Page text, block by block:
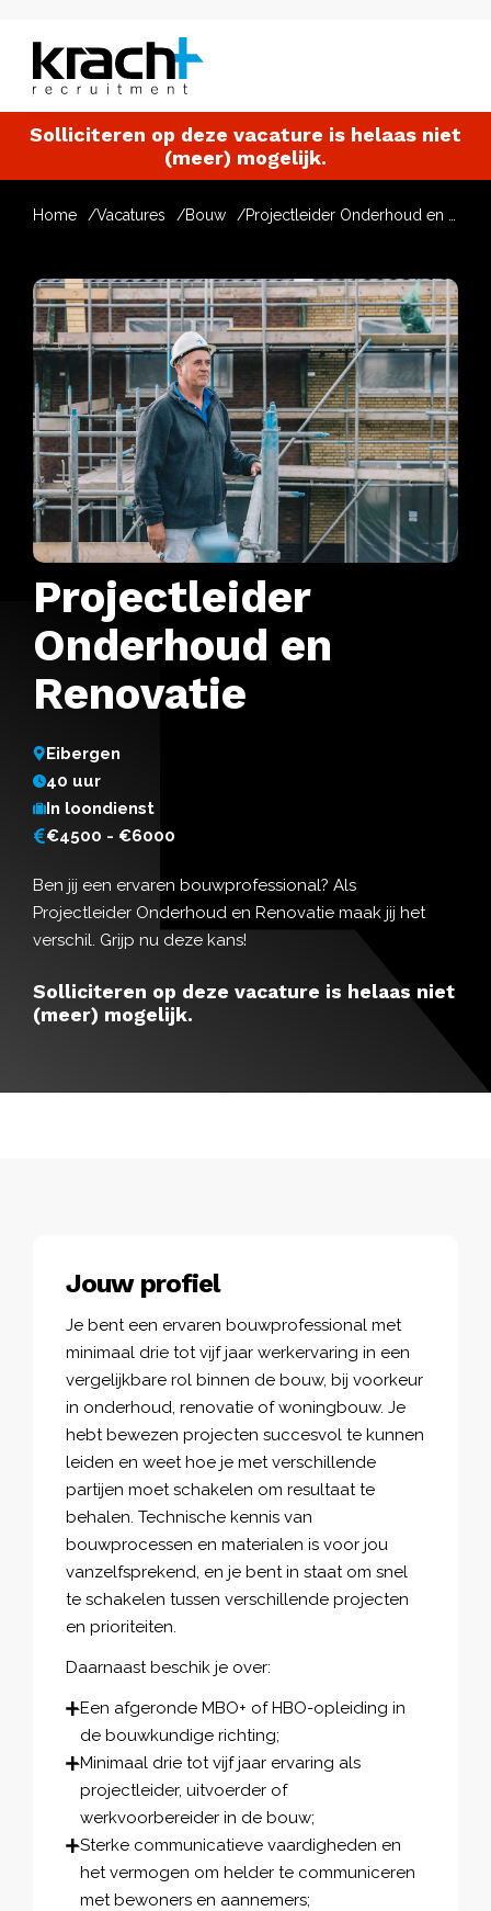
Solliciteren op deze vacature is helaas niet
(meer) mogelijk.
Home Vacatures Bouw
Projectleider
Onderhoud en
Renovatie
Eibergen
40 uur
In loondienst
€4500 - €6000
Ben jij een ervaren bouwprofessional? Als
Projectleider Onderhoud en Renovatie maak jij het
verschil. Grijp nu deze kans!
Solliciteren op deze vacature is helaas niet
(meer) mogelijk.
Jouw profiel
Je bent een ervaren bouwprofessional met
minimaal drie tot vijf jaar werkervaring in een
vergelijkbare rol binnen de bouw, bij voorkeur
in onderhoud, renovatie of woningbouw. Je
hebt bewezen projecten succesvol te kunnen
leiden en weet hoe je met verschillende
partijen moet schakelen om resultaat te
behalen. Technische kennis van
bouwprocessen en materialen is voor jou
vanzelfsprekend, en je bent in staat om snel
te schakelen tussen verschillende projecten
en prioriteiten.
Daarnaast beschik je over:
Een afgeronde MBO+ of HBO-opleiding in
de bouwkundige richting;
Minimaal drie tot vijf jaar ervaring als
projectleider, uitvoerder of
werkvoorbereider in de bouw;
Sterke communicatieve vaardigheden en
het vermogen om helder te communiceren
met bewoners en aannemers;